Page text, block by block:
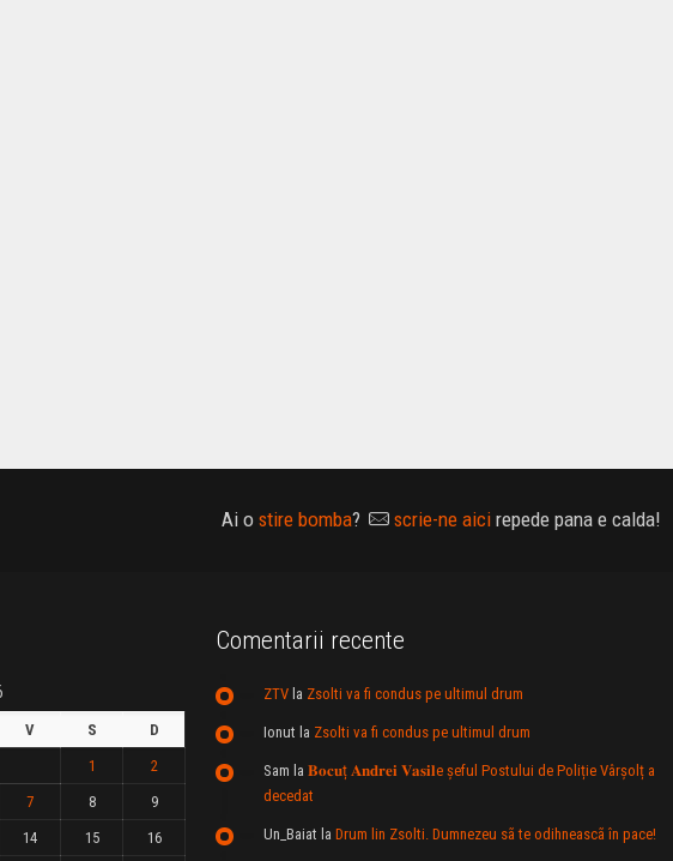
Ai o stire bomba? scrie-ne aicirepede pana e calda!
V S
D
1
2
7 8
9
14 15 16
Comentarii recente
ZTVla Zsolti va fi condus pe ultimul drum
Ionut la Zsolti va fi condus pe ultimul drum
Sam la 𝐁𝐨𝐜𝐮ț 𝐀𝐧𝐝𝐫𝐞𝐢 𝐕𝐚𝐬𝐢𝐥e şeful Postului de Poliție Vârșolț a
decedat
Un_Baiat la Drum lin Zsolti. Dumnezeu sã te odihneascã în pace!